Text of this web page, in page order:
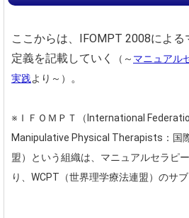
ここからは、IFOMPT 2008によ
定義を記載していく
（～ マニュアル
実践より～） 。
※ＩＦＯＭＰＴ（International
Manipulative Physical Therapists：国
盟）という組織は、マニュアルセラピ
り、WCPT（世界理学療法連盟）のサブ